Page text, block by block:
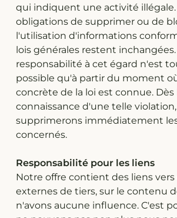
qui indiquent une activité illégale.
obligations de supprimer ou de
l'utilisation d'informations
lois générales restent
responsabilité à cet égard n'est
possible qu'à partir du moment
concrète de la loi est connue. Dès
connaissance d'une telle
supprimerons immédiatement
concernés.
Responsabilité pour les liens
Notre offre contient des liens vers
externes de tiers, sur le contenu
n'avons aucune influence. C'est